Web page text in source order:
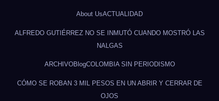
About UsACTUALIDAD
ALFREDO GUTIÉRREZ NO SE INMUTÓ CUANDO MOSTRÓ LAS
NALGAS
ARCHIVOBlogCOLOMBIA SIN PERIODISMO
CÓMO SE ROBAN 3 MIL PESOS EN UN ABRIR Y CERRAR DE
OJOS